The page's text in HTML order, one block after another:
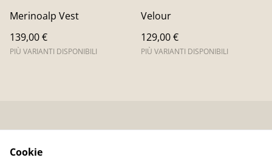
Merinoalp Vest
139,00 €
PIÙ VARIANTI DISPONIBILI
Velour
129,00 €
PIÙ VARIANTI DISPONIBILI
Cookie